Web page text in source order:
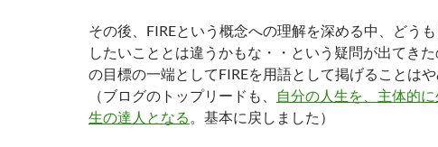
その後、FIREという概念への理解を深める中、どう
したいこととは違うかもな・・という疑問が出てき
の目標の一端としてFIREを用語として掲げることはや
（ブログのトップリードも、
自分の人生を、主体的
生の達人となる 。基本に戻しました）